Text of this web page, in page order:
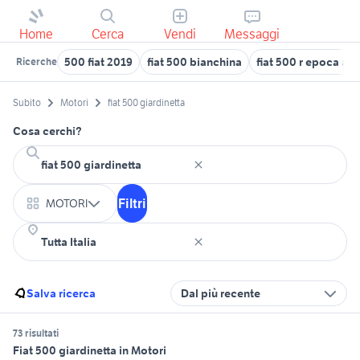
Home Cerca Vendi Messaggi
Ricerche 500 fiat 2019 fiat 500 bianchina fiat 500 r epoca
Subito Motori fiat 500 giardinetta
Cosa cerchi?
MOTORI Filtri
Salva ricerca Dal più recente
73 risultati
Fiat 500 giardinetta in Motori